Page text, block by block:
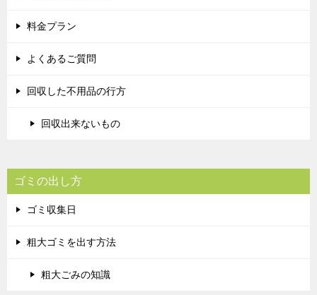
料金プラン
よくあるご質問
回収した不用品の行方
回収出来ないもの
ゴミの出し方
ゴミ収集日
粗大ゴミを出す方法
粗大ごみの知識